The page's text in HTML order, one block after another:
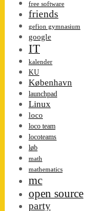
free software
friends
gefion gymnasium
google
IT
kalender
KU
København
launchpad
Linux
loco
loco team
locoteams
løb
math
mathematics
mc
open source
party